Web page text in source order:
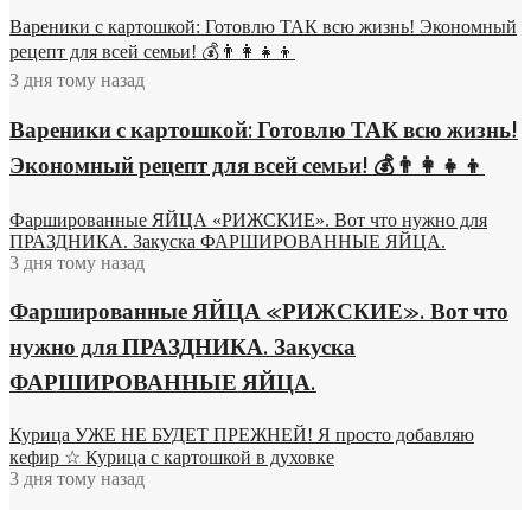
Вареники с картошкой: Готовлю ТАК всю жизнь! Экономный
рецепт для всей семьи! 💰👨👩👧👦
3 дня тому назад
Вареники с картошкой: Готовлю ТАК всю жизнь!
Экономный рецепт для всей семьи! 💰👨👩👧👦
Фаршированные ЯЙЦА «РИЖСКИЕ». Вот что нужно для
ПРАЗДНИКА. Закуска ФАРШИРОВАННЫЕ ЯЙЦА.
3 дня тому назад
Фаршированные ЯЙЦА «РИЖСКИЕ». Вот что
нужно для ПРАЗДНИКА. Закуска
ФАРШИРОВАННЫЕ ЯЙЦА.
Курица УЖЕ НЕ БУДЕТ ПРЕЖНЕЙ! Я просто добавляю
кефир ☆ Курица с картошкой в духовке
3 дня тому назад